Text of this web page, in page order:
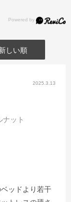
しい順
2025.3.13
ナット
ッドより若干